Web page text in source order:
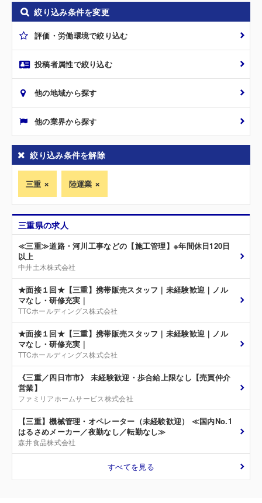
絞り込み条件を変更
評価・労働環境で絞り込む
投稿者属性で絞り込む
他の地域から探す
他の業界から探す
絞り込み条件を解除
三重 陸運業
三重県の求人
≪三重≫道路・河川工事などの【施工管理】※年間休日120日
以上
中井土木株式会社
★面接１回★【三重】携帯販売スタッフ｜未経験歓迎｜ノル
マなし・研修充実｜
TTCホールディングス株式会社
★面接１回★【三重】携帯販売スタッフ｜未経験歓迎｜ノル
マなし・研修充実｜
TTCホールディングス株式会社
《三重／四日市市》 未経験歓迎・歩合給上限なし【売買仲介
営業】
ファミリアホームサービス株式会社
【三重】機械管理・オペレーター（未経験歓迎） ≪国内No.1
はるさめメーカー／夜勤なし／転勤なし≫
森井食品株式会社
すべてを見る